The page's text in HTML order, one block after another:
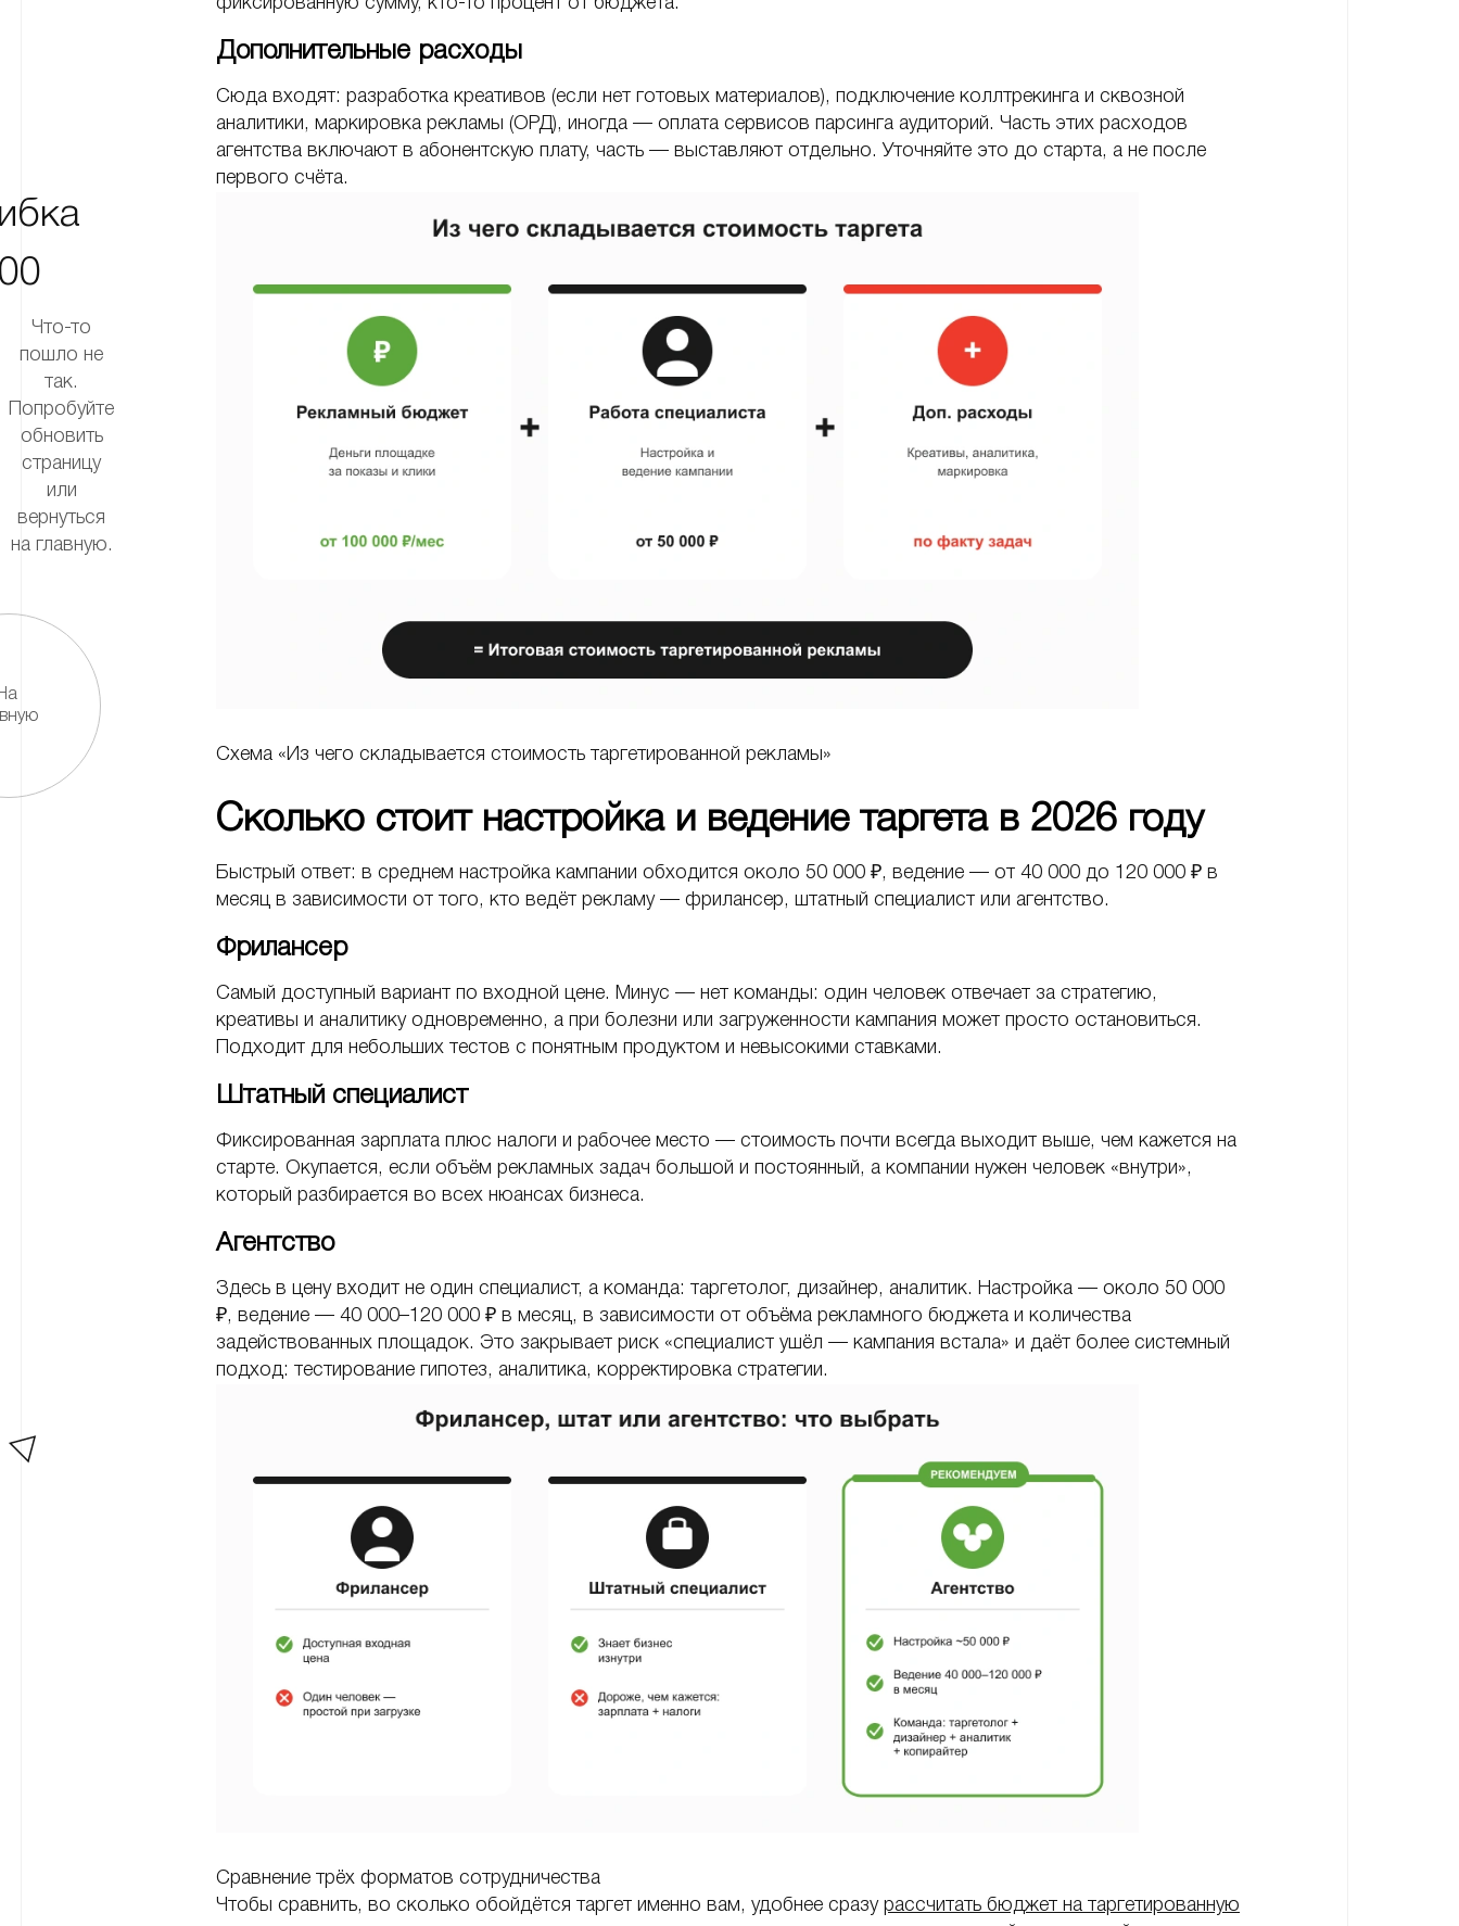
Что-то
пошло не
так.
Попробуйте
обновить
страницу
или
вернуться
на главную.
Дополнительные расходы
Сюда входят: разработка креативов (если нет готовых материалов), подключение коллтрекинга и сквозной
аналитики, маркировка рекламы (ОРД), иногда — оплата сервисов парсинга аудиторий. Часть этих расходов
агентства включают в абонентскую плату, часть — выставляют отдельно. Уточняйте это до старта, а не после
первого счёта.
Схема «Из чего складывается стоимость таргетированной рекламы»
Сколько стоит настройка и ведение таргета в 2026 году
Быстрый ответ: в среднем настройка кампании обходится около 50 000 ₽, ведение — от 40 000 до 120 000 ₽ в
месяц в зависимости от того, кто ведёт рекламу — фрилансер, штатный специалист или агентство.
Фрилансер
Самый доступный вариант по входной цене. Минус — нет команды: один человек отвечает за стратегию,
креативы и аналитику одновременно, а при болезни или загруженности кампания может просто остановиться.
Подходит для небольших тестов с понятным продуктом и невысокими ставками.
Штатный специалист
Фиксированная зарплата плюс налоги и рабочее место — стоимость почти всегда выходит выше, чем кажется на
старте. Окупается, если объём рекламных задач большой и постоянный, а компании нужен человек «внутри»,
который разбирается во всех нюансах бизнеса.
Агентство
Здесь в цену входит не один специалист, а команда: таргетолог, дизайнер, аналитик. Настройка — около 50 000
₽, ведение — 40 000–120 000 ₽ в месяц, в зависимости от объёма рекламного бюджета и количества
задействованных площадок. Это закрывает риск «специалист ушёл — кампания встала» и даёт более системный
подход: тестирование гипотез, аналитика, корректировка стратегии.
Сравнение трёх форматов сотрудничества
Чтобы сравнить, во сколько обойдётся таргет именно вам, удобнее сразу рассчитать бюджет на таргетированную